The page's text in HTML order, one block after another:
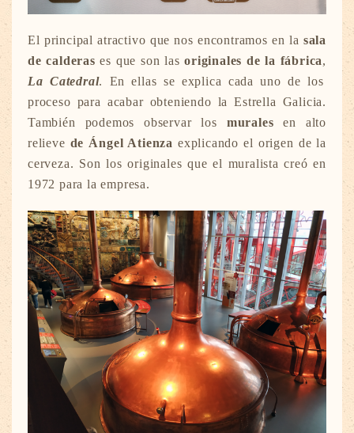
El principal atractivo que nos encontramos en la sala
de calderas es que son lasoriginales de la fábrica,
La Catedral. En ellas se explica cada uno de los
proceso para acabar obteniendo la Estrella Galicia.
También podemos observar los murales en alto
relieve de Ángel Atienza explicando el origen de la
cerveza. Son los originales que el muralista creó en
1972 para la empresa.